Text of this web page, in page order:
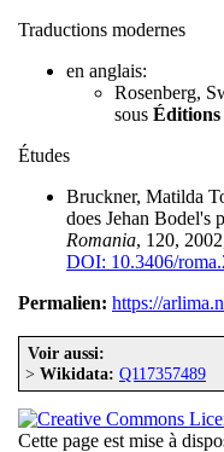
Traductions modernes
en anglais:
Rosenberg,
sous Éditions
Études
Bruckner, Matilda
does Jehan Bodel's
Romania, 120,
DOI: 10.3406/
Permalien: https://
Voir aussi:
> Wikidata: Q117357489
Cette page est mise à